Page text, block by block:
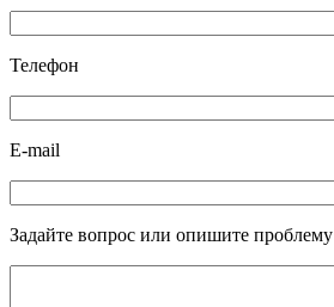
Телефон
E-mail
Задайте вопрос или опишите проблему